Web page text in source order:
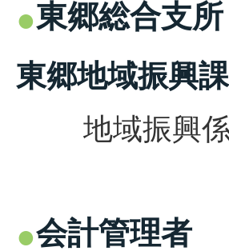
東郷総合支所
東郷地域振興課
地域振興
会計管理者